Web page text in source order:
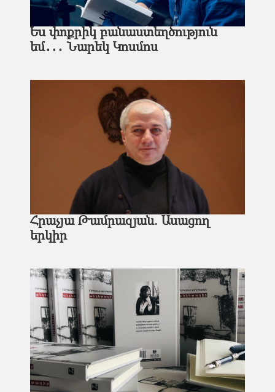
Ես փոքրիկ բանաստեղծություն
եմ․․․ Նարեկ Կոսմոս
Հրաչյա Թամրազյան. Ասացող
երկիր